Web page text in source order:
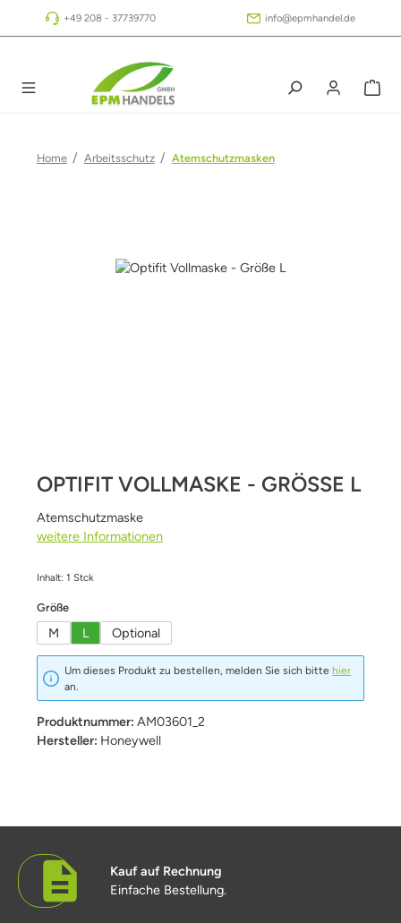
Zum Hauptinhalt springen
+49 208 - 37739770 info@epmhandel.de
Home / Arbeitsschutz / Atemschutzmasken
Bildergalerie überspringen
OPTIFIT VOLLMASKE - GRÖSSE L
Atemschutzmaske
weitere Informationen
Inhalt: 1 Stck
Größeauswählen
M L Optional
Um dieses Produkt zu bestellen, melden Sie sich bittehier
an.
Produktnummer: AM03601_2
Hersteller: Honeywell
Kauf auf Rechnung
Einfache Bestellung.